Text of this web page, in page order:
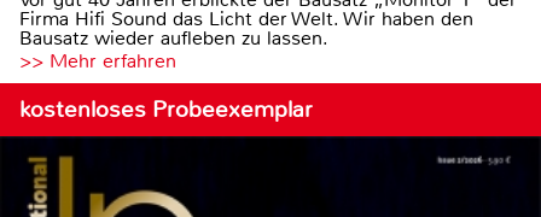
Firma Hifi Sound das Licht der Welt. Wir haben den
Bausatz wieder aufleben zu lassen.
>> Mehr erfahren
kostenloses Probeexemplar